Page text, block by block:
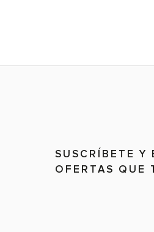
SUSCRÍBETE Y
OFERTAS QUE